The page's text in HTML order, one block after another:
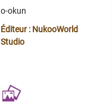
o-okun
Éditeur : NukooWorld
Studio